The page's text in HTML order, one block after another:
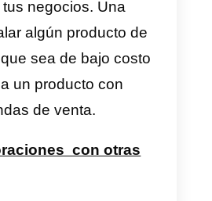
costoso para que
causar impresión
tener en cuenta los